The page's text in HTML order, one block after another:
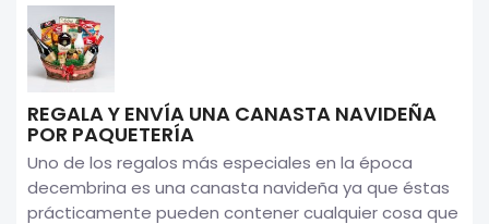
REGALA Y ENVÍA UNA CANASTA NAVIDEÑA
POR PAQUETERÍA
Uno de los regalos más especiales en la época
decembrina es una canasta navideña ya que éstas
prácticamente pueden contener cualquier cosa que